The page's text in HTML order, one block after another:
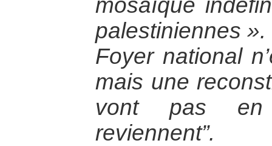
mosaïque
palestiniennes ».
Foyer national
mais une
vont pas
reviennent”.